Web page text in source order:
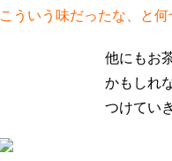
こういう味だったな、と何
他にもお
かもしれ
つけてい